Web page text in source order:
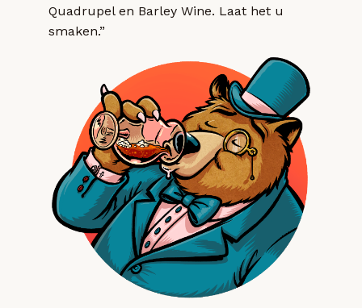
Quadrupel en Barley Wine. Laat het u
smaken.”